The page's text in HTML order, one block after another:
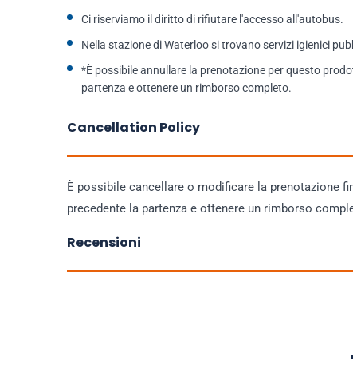
Ci riserviamo il diritto di rifiutare l'accesso all'autobus.
Nella stazione di Waterloo si trovano servizi igienici
*È possibile annullare la prenotazione per questo
partenza e ottenere un rimborso completo.
Cancellation Policy
È possibile cancellare o modificare la prenotazione
precedente la partenza e ottenere un rimborso
Recensioni